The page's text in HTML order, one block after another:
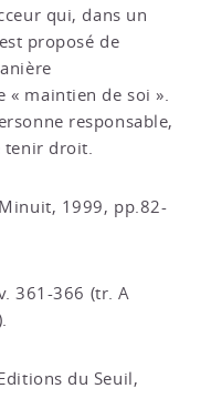
qui, dans un
proposé de
« maintien de soi ».
responsable,
tenir droit.
1999, pp.82-
361-366 (tr. A
du Seuil,